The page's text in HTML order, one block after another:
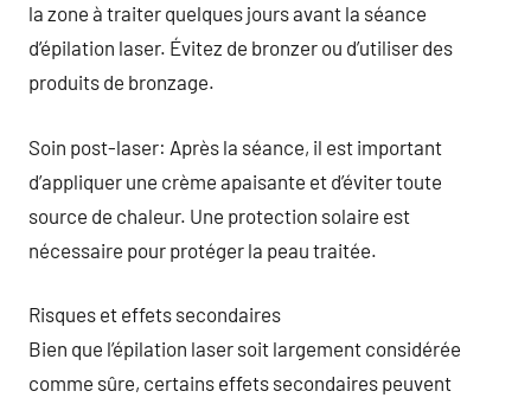
la zone à traiter quelques jours avant la séance
d’épilation laser. Évitez de bronzer ou d’utiliser des
produits de bronzage.
Soin post-laser: Après la séance, il est important
d’appliquer une crème apaisante et d’éviter toute
source de chaleur. Une protection solaire est
nécessaire pour protéger la peau traitée.
Risques et effets secondaires
Bien que l’épilation laser soit largement considérée
comme sûre, certains effets secondaires peuvent